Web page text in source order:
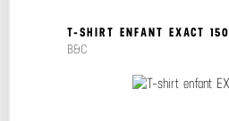
T-SHIRT ENFANT EXACT 150
B&C